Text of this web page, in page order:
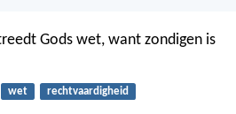
Gods wet, want zondigen is
wet rechtvaardigheid